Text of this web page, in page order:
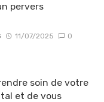
pervers
11/07/2025 0
soin de votre
et de vous